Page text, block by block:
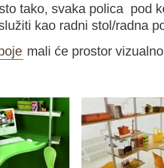
tako, svaka polica pod
kao radni stol/radna
mali će prostor